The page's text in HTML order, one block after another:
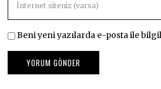
Beni yeni yazılarda e-posta ile